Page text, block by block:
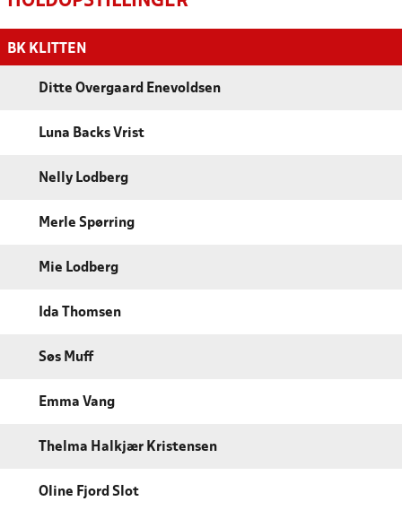
BK KLITTEN
Ditte Overgaard Enevoldsen
Luna Backs Vrist
Nelly Lodberg
Merle Spørring
Mie Lodberg
Ida Thomsen
Søs Muff
Emma Vang
Thelma Halkjær Kristensen
Oline Fjord Slot